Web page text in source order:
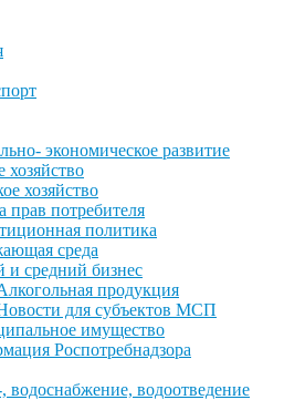
экономическое развитие
хозяйство
хозяйство
прав потребителя
политика
среда
средний бизнес
продукция
для субъектов МСП
имущество
Роспотребнадзора
водоснабжение, водоотведение